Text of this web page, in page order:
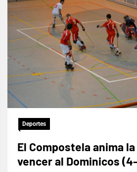
Deportes
El Compostela anima
vencer al Dominicos